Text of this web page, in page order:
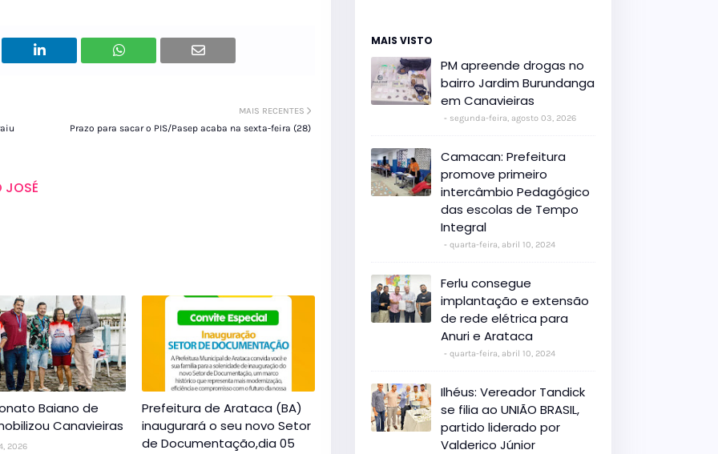
MAIS RECENTES
Prazo para sacar o PIS/Pasep acaba na sexta-feira (28)
JOSÉ
Baiano de
Canavieiras
2026
Prefeitura de Arataca (BA)
inaugurará o seu novo Setor
de Documentação,dia 05
MAIS VISTO
PM apreende drogas no
bairro Jardim Burundanga
em Canavieiras
segunda-feira, agosto 03, 2026
Camacan: Prefeitura
promove primeiro
intercâmbio Pedagógico
das escolas de Tempo
Integral
quarta-feira, abril 10, 2024
Ferlu consegue
implantação e extensão
de rede elétrica para
Anuri e Arataca
quarta-feira, abril 10, 2024
Ilhéus: Vereador Tandick
se filia ao UNIÃO BRASIL,
partido liderado por
Valderico Júnior